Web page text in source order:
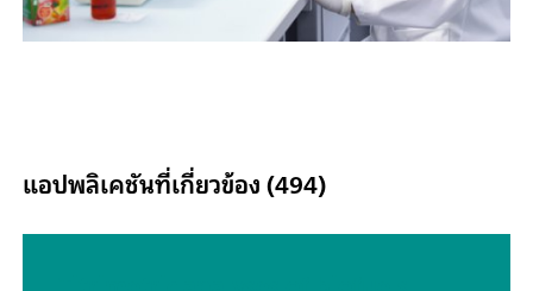
แอปพลิเคชันที่เกี่ยวข้อง (494)